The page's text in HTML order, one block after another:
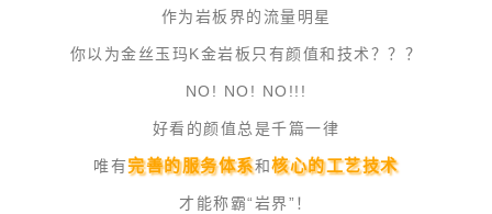
作为岩板界的流量明星
你以为金丝玉玛K金岩板只有颜值和技术？？？
NO! NO! NO!!!
好看的颜值总是千篇一律
唯有完善的服务体系和核心的工艺技术
才能称霸“岩界”！